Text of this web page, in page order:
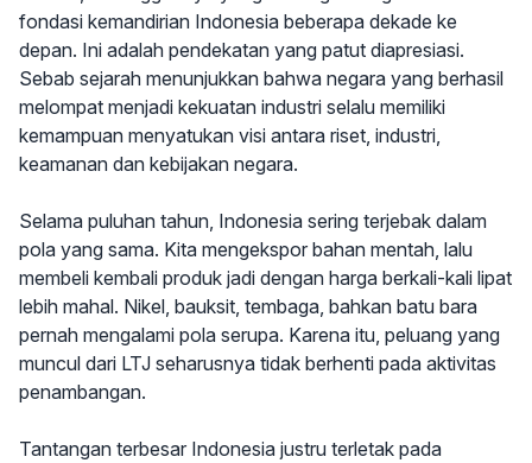
fondasi kemandirian Indonesia beberapa dekade ke
depan. Ini adalah pendekatan yang patut diapresiasi.
Sebab sejarah menunjukkan bahwa negara yang berhasil
melompat menjadi kekuatan industri selalu memiliki
kemampuan menyatukan visi antara riset, industri,
keamanan dan kebijakan negara.
Selama puluhan tahun, Indonesia sering terjebak dalam
pola yang sama. Kita mengekspor bahan mentah, lalu
membeli kembali produk jadi dengan harga berkali-kali lipat
lebih mahal. Nikel, bauksit, tembaga, bahkan batu bara
pernah mengalami pola serupa. Karena itu, peluang yang
muncul dari LTJ seharusnya tidak berhenti pada aktivitas
penambangan.
Tantangan terbesar Indonesia justru terletak pada